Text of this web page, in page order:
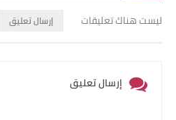
ليست هناك تعليقات إرسال تعليق
إرسال تعليق